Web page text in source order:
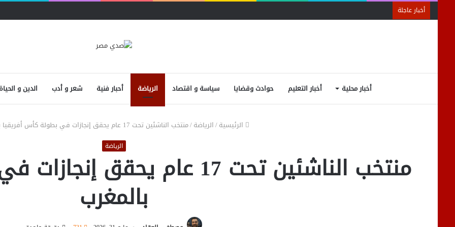
أخبار عاجلة
أخبار محلية أخبار التعليم حوادث وقضايا سياسة و اقتصاد الرياضة أحبار فنية شعر و أدب الدين و الحياة
الرئيسية/الرياضة/منتخب الناشئين تحت 17 عام يحقق إنجازات في بطولة كأس أفريقيا بالمغرب
الرياضة
منتخب الناشئين تحت 17 عام
بالمغرب